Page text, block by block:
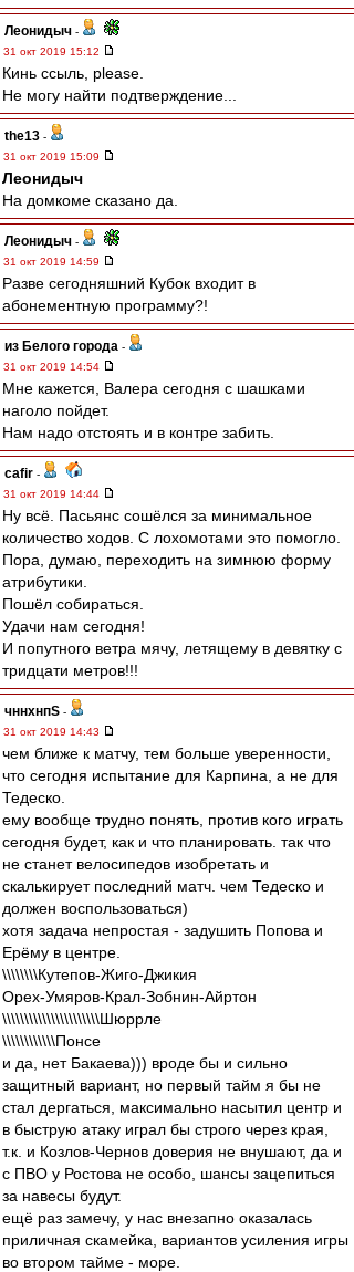
Леонидыч -
31 окт 2019 15:12
Кинь ссыль, please.
Не могу найти подтверждение...
the13 -
31 окт 2019 15:09
Леонидыч
На домкоме сказано да.
Леонидыч -
31 окт 2019 14:59
Разве сегодняшний Кубок входит в
абонементную программу?!
из Белого города -
31 окт 2019 14:54
Мне кажется, Валера сегодня с шашками
наголо пойдет.
Нам надо отстоять и в контре забить.
cafir -
31 окт 2019 14:44
Ну всё. Пасьянс сошёлся за минимальное
количество ходов. С лохомотами это помогло.
Пора, думаю, переходить на зимнюю форму
атрибутики.
Пошёл собираться.
Удачи нам сегодня!
И попутного ветра мячу, летящему в девятку с
тридцати метров!!!
чннхнпS -
31 окт 2019 14:43
чем ближе к матчу, тем больше уверенности,
что сегодня испытание для Карпина, а не для
Тедеско.
ему вообще трудно понять, против кого играть
сегодня будет, как и что планировать. так что
не станет велосипедов изобретать и
скалькирует последний матч. чем Тедеско и
должен воспользоваться)
хотя задача непростая - задушить Попова и
Ерёму в центре.
\\\\\\\\Кутепов-Жиго-Джикия
Орех-Умяров-Крал-Зобнин-Айртон
\\\\\\\\\\\\\\\\\\\\\\Шюррле
\\\\\\\\\\\\Понсе
и да, нет Бакаева))) вроде бы и сильно
защитный вариант, но первый тайм я бы не
стал дергаться, максимально насытил центр и
в быструю атаку играл бы строго через края,
т.к. и Козлов-Чернов доверия не внушают, да и
с ПВО у Ростова не особо, шансы зацепиться
за навесы будут.
ещё раз замечу, у нас внезапно оказалась
приличная скамейка, вариантов усиления игры
во втором тайме - море.